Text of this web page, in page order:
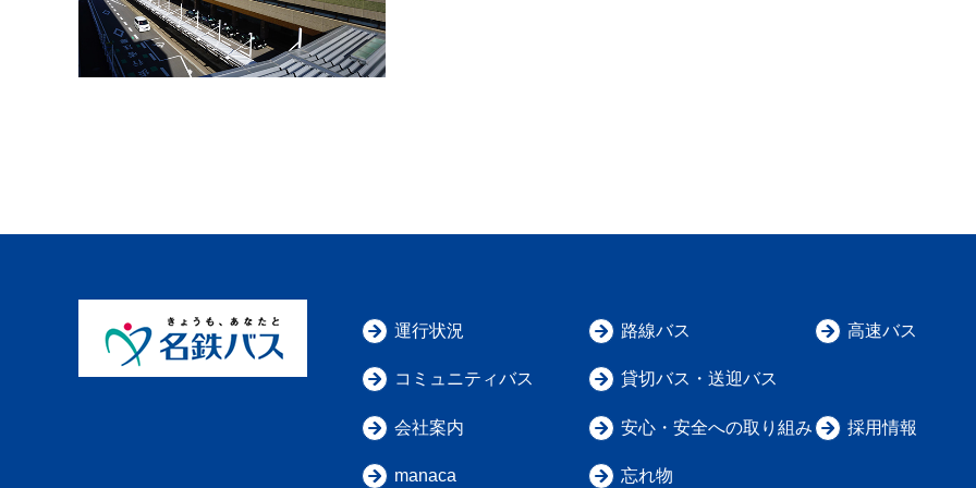
運行状況 路線バス 高速バス
コミュニティバス 貸切バス・送迎バス
会社案内 安心・安全への取り組み 採用情報
manaca 忘れ物